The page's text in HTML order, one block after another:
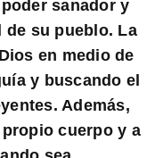
sanador y
de su pueblo. La
en medio de
y buscando el
Además,
cuerpo y a